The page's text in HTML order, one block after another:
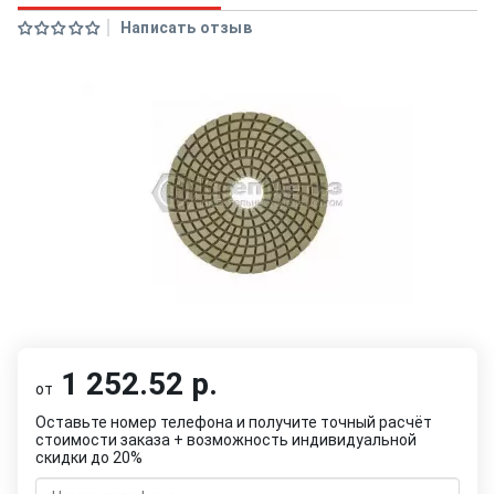
Написать отзыв
от 1 252.52 р.
Оставьте номер телефона и получите точный расчёт
стоимости заказа + возможность индивидуальной
скидки до 20%